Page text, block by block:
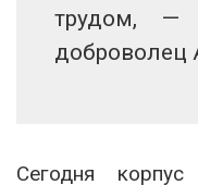
трудом, —
доброволец
Сегодня